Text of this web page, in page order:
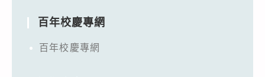
百年校慶專網
百年校慶專網